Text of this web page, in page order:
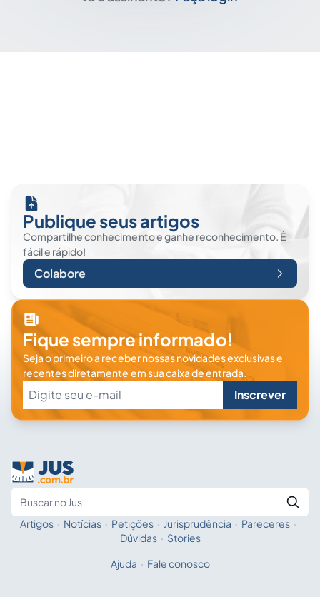
Publique seus artigos
Compartilhe conhecimento e ganhe reconhecimento. É
fácil e rápido!
Colabore
Fique sempre informado!
Seja o primeiro a receber nossas novidades exclusivas e
recentes diretamente em sua caixa de entrada.
Inscrever
Fale com a IA
Artigos · Notícias · Petições · Jurisprudência · Pareceres ·
Dúvidas · Stories
Ajuda · Fale conosco